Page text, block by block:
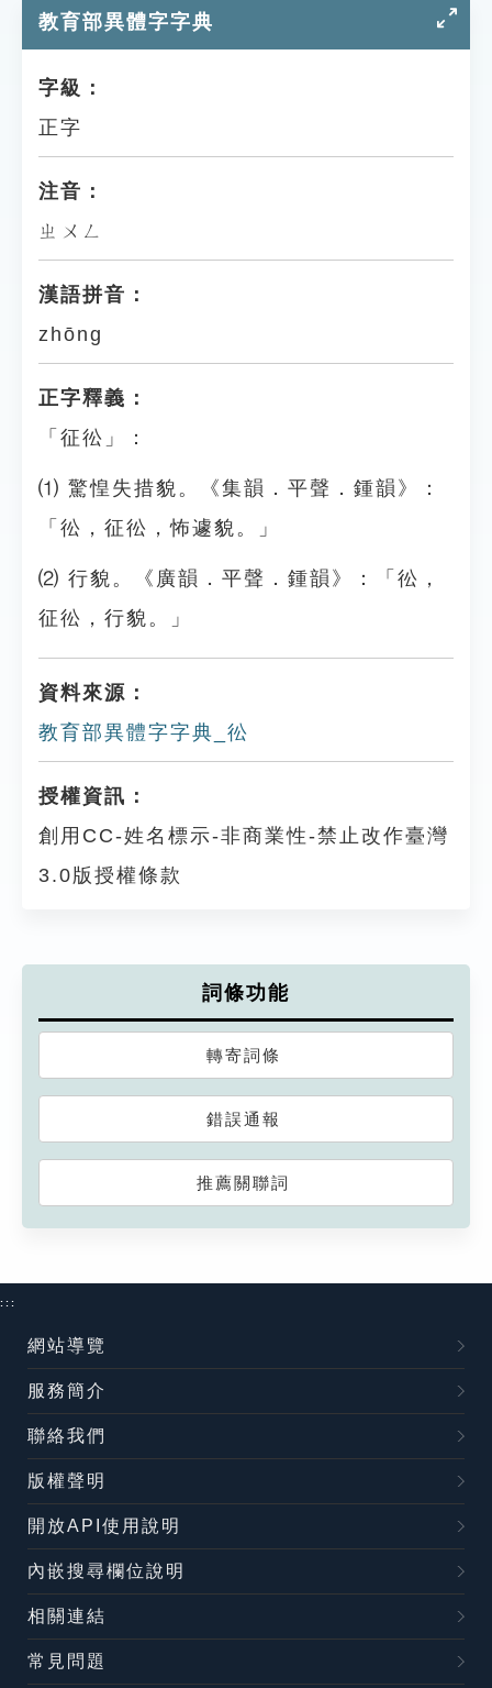
貓頭鷹博士
教育部異體字字典
字級：
正字
注音：
ㄓㄨㄥ
漢語拼音：
zhōng
正字釋義：
「征彸」：
⑴ 驚惶失措貌。《集韻．平聲．鍾韻》：
「彸，征彸，怖遽貌。」
⑵ 行貌。《廣韻．平聲．鍾韻》：「彸，
征彸，行貌。」
資料來源：
教育部異體字字典_彸
授權資訊：
創用CC-姓名標示-非商業性-禁止改作臺灣
3.0版授權條款
詞條功能
轉寄詞條
錯誤通報
推薦關聯詞
:::
網站導覽
服務簡介
聯絡我們
版權聲明
開放API使用說明
內嵌搜尋欄位說明
相關連結
常見問題